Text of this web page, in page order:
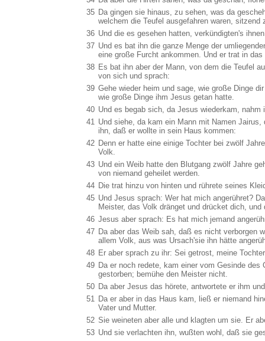
35 Da gingen sie hinaus, zu sehen, was da
welchem die Teufel ausgefahren waren,
36 Und die es gesehen hatten, verkündigten's
37 Und es bat ihn die ganze Menge der
eine große Furcht ankommen. Und er trat in
38 Es bat ihn aber der Mann, von dem die Teufel
von sich und sprach:
39 Gehe wieder heim und sage, wie große Dinge
wie große Dinge ihm Jesus getan hatte.
40 Und es begab sich, da Jesus wiederkam,
41 Und siehe, da kam ein Mann mit Namen
ihn, daß er wollte in sein Haus kommen:
42 Denn er hatte eine einige Tochter bei zwölf
Volk.
43 Und ein Weib hatte den Blutgang zwölf Jahre
von niemand geheilet werden.
44 Die trat hinzu von hinten und rührete seines
45 Und Jesus sprach: Wer hat mich angerühret?
Meister, das Volk dränget und drücket dich,
46 Jesus aber sprach: Es hat mich jemand
47 Da aber das Weib sah, daß es nicht verborgen
allem Volk, aus was Ursach'sie ihn hätte
48 Er aber sprach zu ihr: Sei getrost, meine
49 Da er noch redete, kam einer vom Gesinde
gestorben; bemühe den Meister nicht.
50 Da aber Jesus das hörete, antwortete er ihm
51 Da er aber in das Haus kam, ließ er niemand
Vater und Mutter.
52 Sie weineten aber alle und klagten um sie. Er
53 Und sie verlachten ihn, wußten wohl, daß sie